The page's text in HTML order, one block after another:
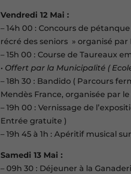
Vendredi 12 Mai :
– 14h 00 : Concours de
récré des seniors » organisé par
– 15h 00 : Course de Taureaux
• Offert par la Municipalité (
– 18h 30 : Bandido ( Parcours
Mendès France, organisée par
– 19h 00 : Vernissage de
Entrée gratuite )
– 19h 45 à 1h : Apéritif musical
Samedi 13 Mai :
– 09h 30 : Déjeuner à la